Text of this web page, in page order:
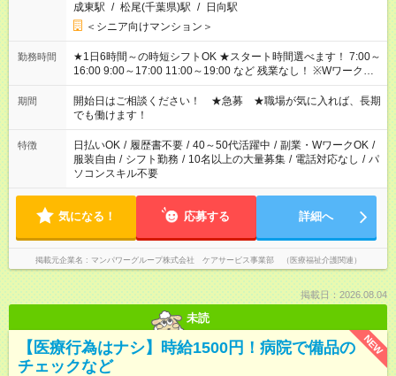
成東駅 / 松尾(千葉県)駅 / 日向駅
＜シニア向けマンション＞
勤務時間
★1日6時間～の時短シフトOK ★スタート時間選べます！ 7:00～
16:00 9:00～17:00 11:00～19:00 など 残業なし！ ※Wワークの
場合、他のお仕事と合わせ週40時間超の就業はご案内できませ
ん ※法令に基づき、週20時間以上勤務は社会保険への加入対象
となります ※労働者派遣法（日雇い派遣の原則禁止）により、
短時間・短期間の就業はご案内が難しい場合があります
期間
開始日はご相談ください！ ★急募 ★職場が気に入れば、長期
でも働けます！
特徴 日払いOK / 履歴書不要 / 40～50代活躍中 / 副業・WワークOK /
服装自由 / シフト勤務 / 10名以上の大量募集 / 電話対応なし / パ
ソコンスキル不要
気になる！ 応募する 詳細へ
掲載元企業名 マンパワーグループ株式会社 ケアサービス事業部 （医療福祉介護関連）
掲載日：2026.08.04
未読
NEW
【医療行為はナシ】時給1500円！病院で備品の
チェックなど